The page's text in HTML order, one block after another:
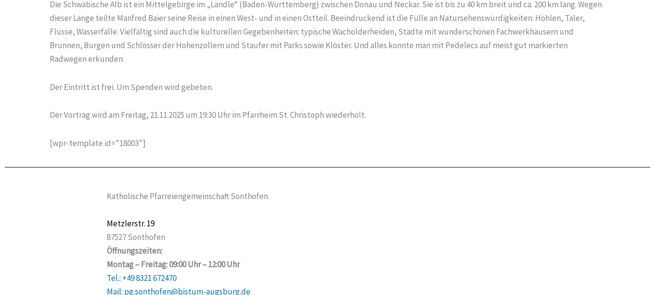
Die Schwäbische Alb ist ein Mittelgebirge im „Ländle“ (Baden-Württemberg) zwischen Donau und Neckar. Sie ist bis zu 40 km breit und ca. 200 km lang. Wegen
dieser Länge teilte Manfred Baier seine Reise in einen West- und in einen Ostteil. Beeindruckend ist die Fülle an Natursehenswürdigkeiten: Höhlen, Täler,
Flüsse, Wasserfälle. Vielfältig sind auch die kulturellen Gegebenheiten: typische Wacholderheiden, Städte mit wunderschönen Fachwerkhäusern und
Brunnen, Burgen und Schlösser der Hohenzollern und Staufer mit Parks sowie Klöster. Und alles konnte man mit Pedelecs auf meist gut markierten
Radwegen erkunden.
Der Eintritt ist frei. Um Spenden wird gebeten.
Der Vortrag wird am Freitag, 21.11.2025 um 19:30 Uhr im Pfarrheim St. Christoph wiederholt.
[wpr-template id="18003"]
Katholische Pfarreiengemeinschaft Sonthofen.
Metzlerstr. 19
87527 Sonthofen
Öffnungszeiten:
Montag – Freitag: 09:00 Uhr – 12:00 Uhr
Tel.: +49 8321 672470
Mail: pg.sonthofen@bistum-augsburg.de